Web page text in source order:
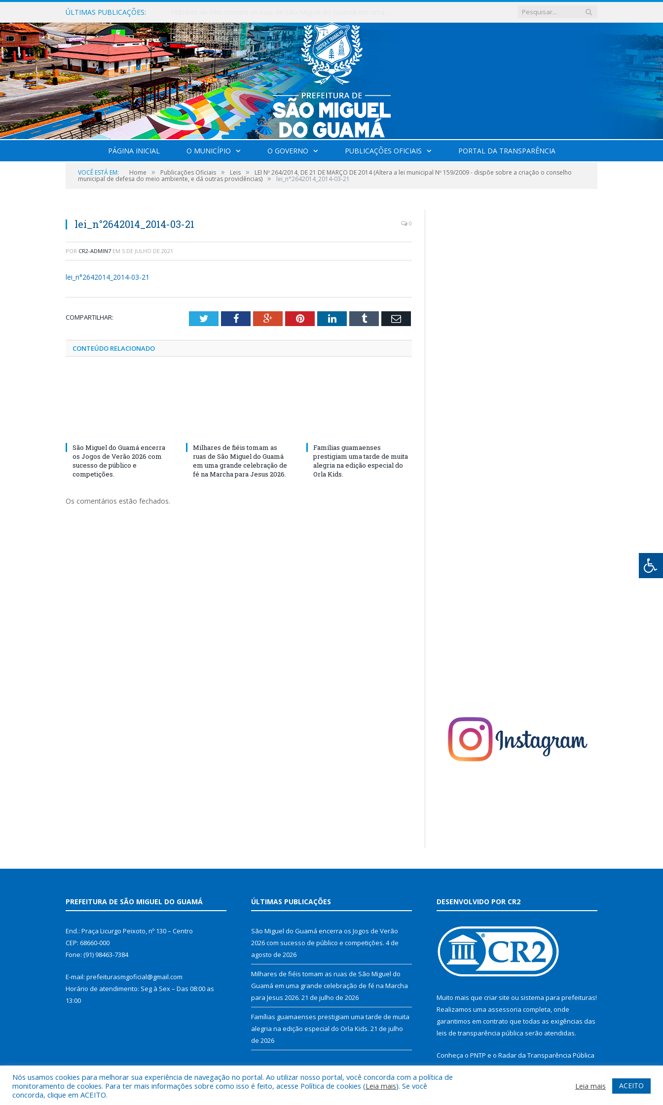
ÚLTIMAS PUBLICAÇÕES:
PÁGINA INICIAL O MUNICÍPIO O GOVERNO PUBLICAÇÕES OFICIAIS PORTAL DA TRANSPARÊNCIA
VOCÊ ESTÁ EM: Home » Publicações Oficiais » Leis » LEI Nº 264/2014, DE 21 DE MARÇO DE 2014 (Altera a lei municipal Nº 159/2009 - dispõe sobre a criação o conselho
municipal de defesa do meio ambiente, e dá outras providências) » lei_n°2642014_2014-03-21
lei_n°2642014_2014-03-21 0
POR CR2-ADMIN7 EM 5 DE JULHO DE 2021
lei_n°2642014_2014-03-21
COMPARTILHAR: TwitterFacebookGoogle+PinterestLinkedInTumblr Email
CONTEÚDO RELACIONADO
São Miguel do Guamá encerra
os Jogos de Verão 2026 com
sucesso de público e
competições.
Milhares de fiéis tomam as
ruas de São Miguel do Guamá
em uma grande celebração de
fé na Marcha para Jesus 2026.
Famílias guamaenses
prestigiam uma tarde de muita
alegria na edição especial do
Orla Kids.
Os comentários estão fechados.
PREFEITURA DE SÃO MIGUEL DO GUAMÁ
End.: Praça Licurgo Peixoto, nº 130 – Centro
CEP: 68660-000
Fone: (91) 98463-7384
E-mail: prefeiturasmgoficial@gmail.com
Horário de atendimento: Seg à Sex – Das 08:00 as
13:00
ÚLTIMAS PUBLICAÇÕES
São Miguel do Guamá encerra os Jogos de Verão
2026 com sucesso de público e competições. 4 de
agosto de 2026
Milhares de fiéis tomam as ruas de São Miguel do
Guamá em uma grande celebração de fé na Marcha
para Jesus 2026. 21 de julho de 2026
Famílias guamaenses prestigiam uma tarde de muita
alegria na edição especial do Orla Kids. 21 de julho
de 2026
DESENVOLVIDO POR CR2
Muito mais que criar site ou sistema para prefeituras!
Realizamos uma assessoria completa, onde
garantimos em contrato que todas as exigências das
leis de transparência pública serão atendidas.
Conheça o PNTP e o Radar da Transparência Pública
Nós usamos cookies para melhorar sua experiência de navegação no portal. Ao utilizar nosso portal, você concorda com a política de
monitoramento de cookies. Para ter mais informações sobre como isso é feito, acesse Política de cookies (Leia mais). Se você
concorda, clique em ACEITO.
Leia mais ACEITO